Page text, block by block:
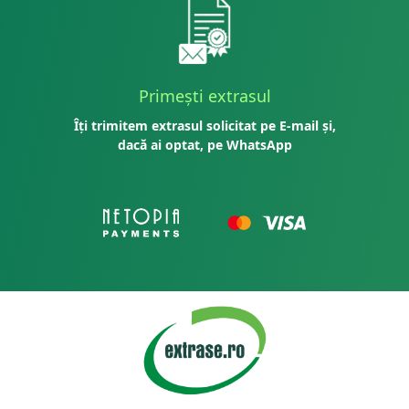
Primești extrasul
Îți trimitem extrasul solicitat pe E-mail și,
dacă ai optat, pe WhatsApp